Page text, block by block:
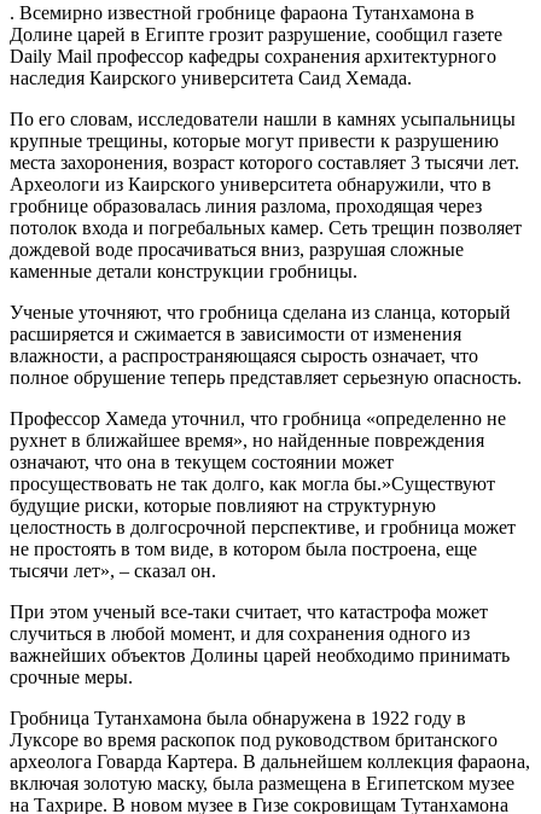
. Всемирно известной гробнице фараона Тутанхамона в
Долине царей в Египте грозит разрушение, сообщил газете
Daily Mail профессор кафедры сохранения архитектурного
наследия Каирского университета Саид Хемада.
По его словам, исследователи нашли в камнях усыпальницы
крупные трещины, которые могут привести к разрушению
места захоронения, возраст которого составляет 3 тысячи лет.
Археологи из Каирского университета обнаружили, что в
гробнице образовалась линия разлома, проходящая через
потолок входа и погребальных камер. Сеть трещин позволяет
дождевой воде просачиваться вниз, разрушая сложные
каменные детали конструкции гробницы.
Ученые уточняют, что гробница сделана из сланца, который
расширяется и сжимается в зависимости от изменения
влажности, а распространяющаяся сырость означает, что
полное обрушение теперь представляет серьезную опасность.
Профессор Хамеда уточнил, что гробница «определенно не
рухнет в ближайшее время», но найденные повреждения
означают, что она в текущем состоянии может
просуществовать не так долго, как могла бы.»Существуют
будущие риски, которые повлияют на структурную
целостность в долгосрочной перспективе, и гробница может
не простоять в том виде, в котором была построена, еще
тысячи лет», – сказал он.
При этом ученый все-таки считает, что катастрофа может
случиться в любой момент, и для сохранения одного из
важнейших объектов Долины царей необходимо принимать
срочные меры.
Гробница Тутанхамона была обнаружена в 1922 году в
Луксоре во время раскопок под руководством британского
археолога Говарда Картера. В дальнейшем коллекция фараона,
включая золотую маску, была размещена в Египетском музее
на Тахрире. В новом музее в Гизе сокровищам Тутанхамона